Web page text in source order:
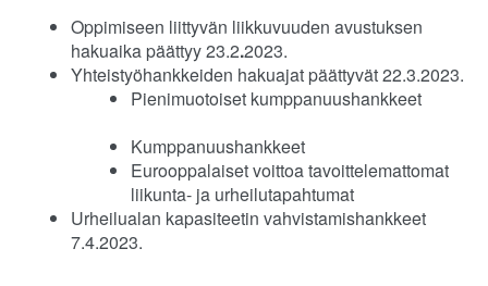
Oppimiseen liittyvän liikkuvuuden avustuksen
hakuaika päättyy 23.2.2023.
Yhteistyöhankkeiden hakuajat päättyvät 22.3.2023.
Pienimuotoiset kumppanuushankkeet
Kumppanuushankkeet
Eurooppalaiset voittoa tavoittelemattomat
liikunta- ja urheilutapahtumat
Urheilualan kapasiteetin vahvistamishankkeet
7.4.2023.